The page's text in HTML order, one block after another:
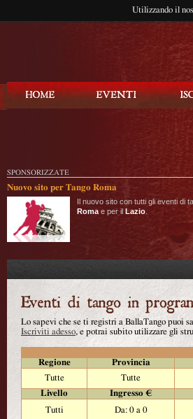
Utilizzando il
SPONSORIZZATE
Nuovo sito per Tango Roma
Il nuovo sito con tutti gli eventi di
Roma e per il Lazio
Lo sapevi che se ti registri a BallaTango puoi
Iscriviti adesso, e potrai subito utilizzare gli
Regione
Provincia
Tutte
Tutte
Livello
Ingresso €
Tutti
Da: 0 a 0